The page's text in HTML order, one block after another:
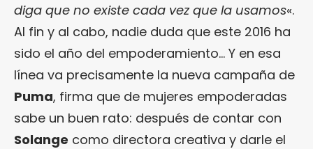
diga que no existe cada vez que la usamos«.
Al fin y al cabo, nadie duda que este 2016 ha
sido el año del empoderamiento… Y en esa
línea va precisamente la nueva campaña de
Puma, firma que de mujeres empoderadas
sabe un buen rato: después de contar con
Solange como directora creativa y darle el